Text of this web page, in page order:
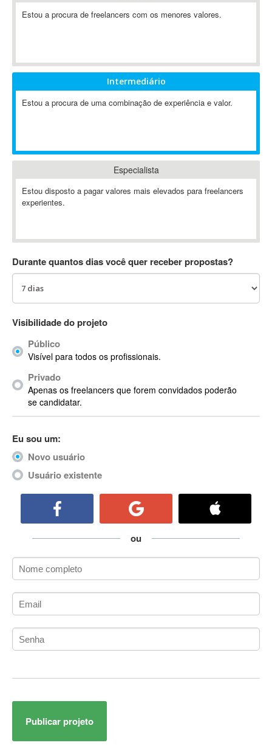
A2Billing
ABAP
ABBYY FineReader
Ableton Live
Abstract
Abstract Window Toolkit (AWT)
AC Drives
ACARS
AccountMate
Acrobat
Acrobat X
Acronis
ACT
ActionScript
ActionScript 3
Active Directory
ActiveX Data Objects (ADO)
ADK
Administração Acadêmica
Administração de Artistas e Repertórios
Administração de Banco de Dados
Administração de Redes
Administrador de Sistemas
Adobe After Effects
Adobe AIR
Estou a procura de freelancers com os menores valores.
Intermediário
Estou a procura de uma combinação de experiência e valor.
Especialista
Estou disposto a pagar valores mais elevados para freelancers
experientes.
Durante quantos dias você quer receber propostas?
Visibilidade do projeto
Público
Visível para todos os profissionais.
Privado
Apenas os freelancers que forem convidados poderão
se candidatar.
Eu sou um:
Novo usuário
Usuário existente
ou
Publicar projeto